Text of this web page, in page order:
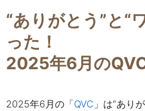
“ありがとう”と“
った！
2025年6月の
2025年6月の 「QVC 」 は“あり